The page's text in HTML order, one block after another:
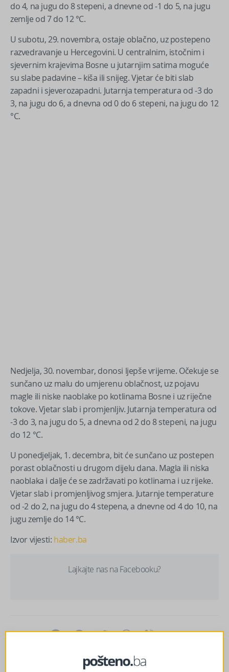
do 4, na jugu do 8 stepeni, a dnevne od -1 do 5, na jugu
zemlje od 7 do 12 °C.
U subotu, 29. novembra, ostaje oblačno, uz postepeno
razvedravanje u Hercegovini. U centralnim, istočnim i
sjevernim krajevima Bosne u jutarnjim satima moguće
su slabe padavine – kiša ili snijeg. Vjetar će biti slab
zapadni i sjeverozapadni. Jutarnja temperatura od -3 do
3, na jugu do 6, a dnevna od 0 do 6 stepeni, na jugu do 12
°C.
Nedjelja, 30. novembar, donosi ljepše vrijeme. Očekuje se
sunčano uz malu do umjerenu oblačnost, uz pojavu
magle ili niske naoblake po kotlinama Bosne i uz riječne
tokove. Vjetar slab i promjenljiv. Jutarnja temperatura od
-3 do 3, na jugu do 5, a dnevna od 2 do 8 stepeni, na jugu
do 12 °C.
U ponedjeljak, 1. decembra, bit će sunčano uz postepen
porast oblačnosti u drugom dijelu dana. Magla ili niska
naoblaka i dalje će se zadržavati po kotlinama i uz rijeke.
Vjetar slab i promjenljivog smjera. Jutarnje temperature
od -2 do 2, na jugu do 4 stepena, a dnevne od 4 do 10, na
jugu zemlje do 14 °C.
Izvor vijesti: haber.ba
Lajkajte nas na Facebooku?
FacebookMessenger
TwitterWhatsApp
Viber Email